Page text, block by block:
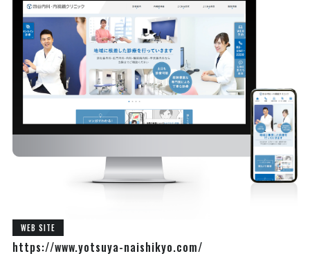
WEB SITE
https://www.yotsuya-naishikyo.com/